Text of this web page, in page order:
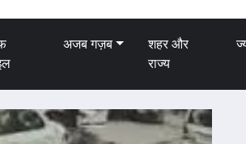
अजब गज़ब
शहर और
राज्य